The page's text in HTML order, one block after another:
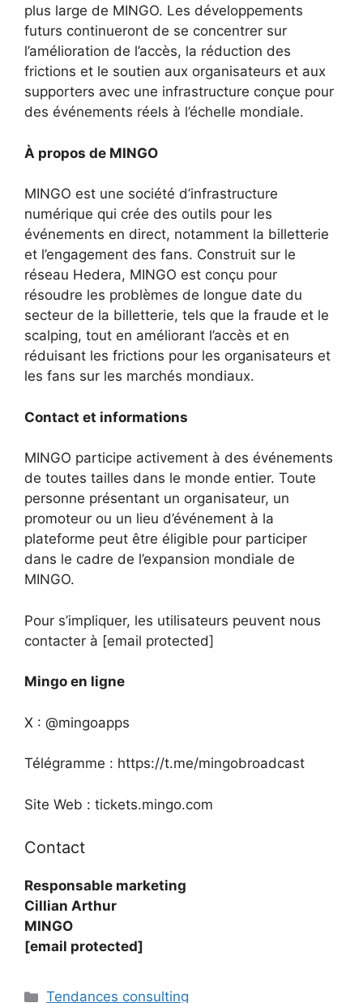
plus large de MINGO. Les développements
futurs continueront de se concentrer sur
l’amélioration de l’accès, la réduction des
frictions et le soutien aux organisateurs et aux
supporters avec une infrastructure conçue pour
des événements réels à l’échelle mondiale.
À propos de MINGO
MINGO est une société d’infrastructure
numérique qui crée des outils pour les
événements en direct, notamment la billetterie
et l’engagement des fans. Construit sur le
réseau Hedera, MINGO est conçu pour
résoudre les problèmes de longue date du
secteur de la billetterie, tels que la fraude et le
scalping, tout en améliorant l’accès et en
réduisant les frictions pour les organisateurs et
les fans sur les marchés mondiaux.
Contact et informations
MINGO participe activement à des événements
de toutes tailles dans le monde entier. Toute
personne présentant un organisateur, un
promoteur ou un lieu d’événement à la
plateforme peut être éligible pour participer
dans le cadre de l’expansion mondiale de
MINGO.
Pour s’impliquer, les utilisateurs peuvent nous
contacter à [email protected]
Mingo en ligne
X : @mingoapps
Télégramme : https://t.me/mingobroadcast
Site Web : tickets.mingo.com
Contact
Responsable marketing
Cillian Arthur
MINGO
[email protected]
Catégories
Tendances consulting